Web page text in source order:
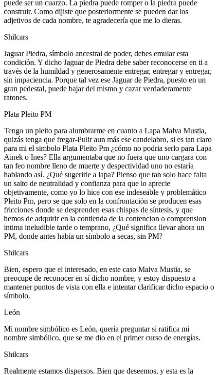
puede ser un cuarzo. La piedra puede romper o la piedra puede
construir. Como dijiste que posteriormente se pueden dar los
adjetivos de cada nombre, te agradecería que me lo dieras.
Shilcars
Jaguar Piedra, símbolo ancestral de poder, debes emular esta
condición. Y dicho Jaguar de Piedra debe saber reconocerse en ti a
través de la humildad y generosamente entregar, entregar y entregar,
sin impaciencia. Porque tal vez ese Jaguar de Piedra, puesto en un
gran pedestal, puede bajar del mismo y cazar verdaderamente
ratones.
Plata Pleito PM
Tengo un pleito para alumbrarme en cuanto a Lapa Malva Mustia,
quizás tenga que fregar-Pulir aun más ese candelabro, si es tan claro
para mi el simbolo Plata Pleito Pm ¿cómo no podria serlo para Lapa
Ainek o Ines? Ella argumentaba que no fuera que uno cargara con
tan feo nombre lleno de muerte y despectividad uno no estaría
hablando así. ¿Qué sugerirle a lapa? Pienso que tan solo hace falta
un salto de neutralidad y confianza para que lo aprecie
objetivamente, como yo lo hice con ese indeseable y problemático
Pleito Pm, pero se que solo en la confrontación se producen esas
fricciones donde se desprenden esas chispas de síntesis, y que
hemos de adquirir en la contienda de la contencion o comprension
intima ineludible tarde o temprano, ¿Qué significa llevar ahora un
PM, donde antes había un símbolo a secas, sin PM?
Shilcars
Bien, espero que el interesado, en este caso Malva Mustia, se
preocupe de reconocer en sí dicho nombre, y estoy dispuesto a
mantener puntos de vista con ella e intentar clarificar dicho espacio o
símbolo.
León
Mi nombre simbólico es León, quería preguntar si ratifica mi
nombre simbólico, que se me dio en el primer curso de energías.
Shilcars
Realmente estamos dispersos. Bien que deseemos, y esta es la